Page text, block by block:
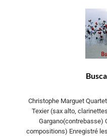
Christophe Marguet
Texier (sax alto,
Gargano(contrebasse)
compositions) Enregistré